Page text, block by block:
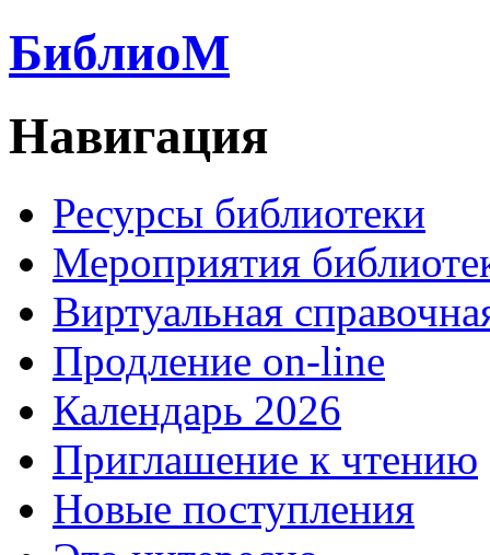
БиблиоМ
Навигация
Ресурсы библиотеки
Мероприятия
Виртуальная
Продление on-line
Календарь 2026
Приглашение к чтению
Новые поступления